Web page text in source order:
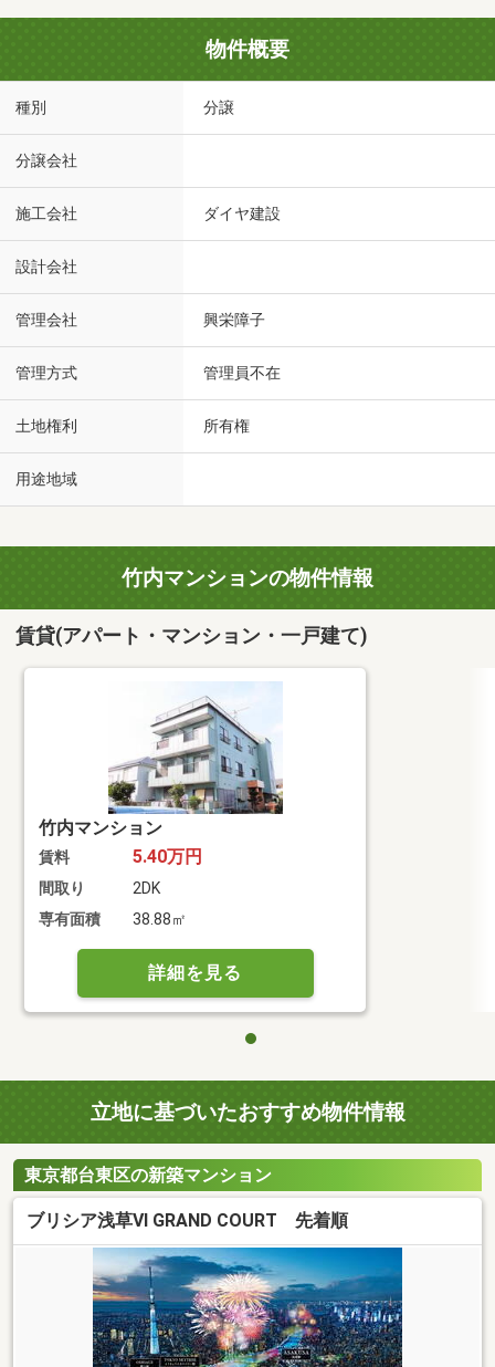
物件概要
種別 分譲
分譲会社
施工会社 ダイヤ建設
設計会社
管理会社 興栄障子
管理方式 管理員不在
土地権利 所有権
用途地域
竹内マンションの物件情報
賃貸(アパート・マンション・一戸建て)
竹内マンション
賃料 5.40万円
間取り
2DK
専有面積
38.88㎡
詳細を見る
立地に基づいたおすすめ物件情報
東京都台東区の新築マンション
ブリシア浅草VI GRAND COURT 先着順